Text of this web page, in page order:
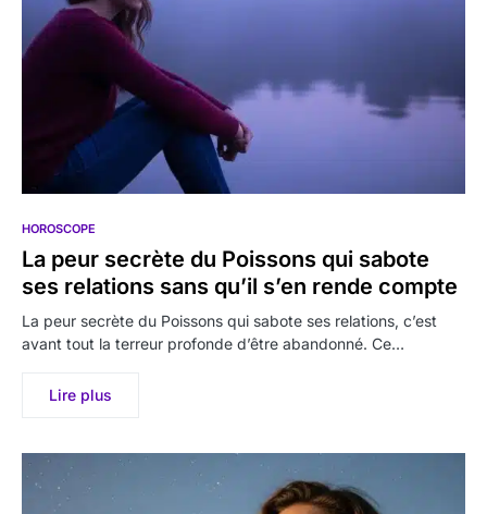
HOROSCOPE
La peur secrète du Poissons qui sabote
ses relations sans qu’il s’en rende compte
La peur secrète du Poissons qui sabote ses relations, c’est
avant tout la terreur profonde d’être abandonné. Ce…
Lire plus